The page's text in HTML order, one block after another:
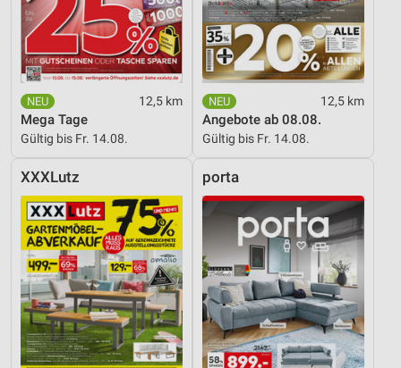
12,5 km
Mega Tage
Gültig bis Fr. 14.08.
12,5 km
Angebote ab 08.08.
Gültig bis Fr. 14.08.
XXXLutz porta